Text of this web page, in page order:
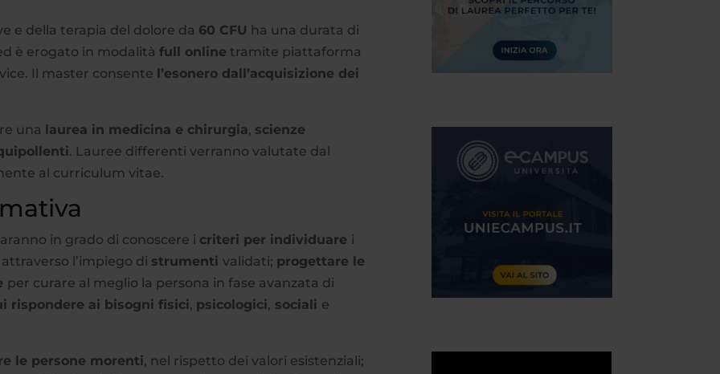
e della terapia del dolore da 60 CFU ha una durata di
è erogato in modalitàfull online tramite piattaforma
Il master consente l’esonero dall’acquisizione dei
una laurea in medicina e chirurgia, scienze
. Lauree differenti verranno valutate dal
al curriculum vitae.
in grado di conoscere i criteri per individuare i
l’impiego di strumenti validati; progettare le
per curare al meglio la persona in fase avanzata di
rispondere ai bisogni fisici, psicologici, sociali e
le persone morenti, nel rispetto dei valori esistenziali;